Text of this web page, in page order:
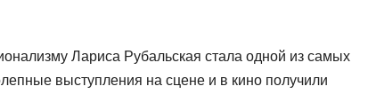
Лариса Рубальская стала одной из самых
выступления на сцене и в кино получили